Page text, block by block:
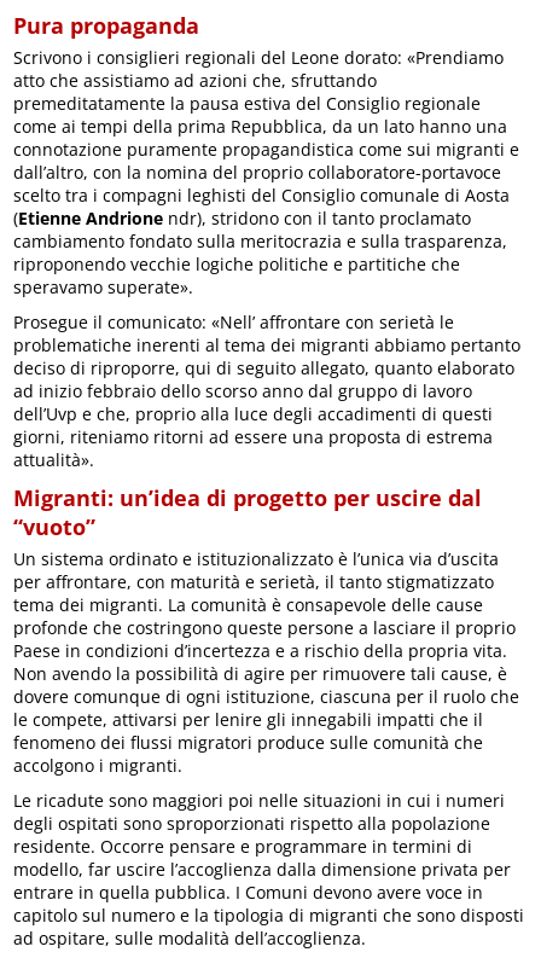
Pura propaganda
Scrivono i consiglieri regionali del Leone dorato: «Prendiamo
atto che assistiamo ad azioni che, sfruttando
premeditatamente la pausa estiva del Consiglio regionale
come ai tempi della prima Repubblica, da un lato hanno una
connotazione puramente propagandistica come sui migranti e
dall’altro, con la nomina del proprio collaboratore-portavoce
scelto tra i compagni leghisti del Consiglio comunale di Aosta
(Etienne Andrione ndr), stridono con il tanto proclamato
cambiamento fondato sulla meritocrazia e sulla trasparenza,
riproponendo vecchie logiche politiche e partitiche che
speravamo superate».
Prosegue il comunicato: «Nell’ affrontare con serietà le
problematiche inerenti al tema dei migranti abbiamo pertanto
deciso di riproporre, qui di seguito allegato, quanto elaborato
ad inizio febbraio dello scorso anno dal gruppo di lavoro
dell’Uvp e che, proprio alla luce degli accadimenti di questi
giorni, riteniamo ritorni ad essere una proposta di estrema
attualità».
Migranti: un’idea di progetto per uscire dal
“vuoto”
Un sistema ordinato e istituzionalizzato è l’unica via d’uscita
per affrontare, con maturità e serietà, il tanto stigmatizzato
tema dei migranti. La comunità è consapevole delle cause
profonde che costringono queste persone a lasciare il proprio
Paese in condizioni d’incertezza e a rischio della propria vita.
Non avendo la possibilità di agire per rimuovere tali cause, è
dovere comunque di ogni istituzione, ciascuna per il ruolo che
le compete, attivarsi per lenire gli innegabili impatti che il
fenomeno dei flussi migratori produce sulle comunità che
accolgono i migranti.
Le ricadute sono maggiori poi nelle situazioni in cui i numeri
degli ospitati sono sproporzionati rispetto alla popolazione
residente. Occorre pensare e programmare in termini di
modello, far uscire l’accoglienza dalla dimensione privata per
entrare in quella pubblica. I Comuni devono avere voce in
capitolo sul numero e la tipologia di migranti che sono disposti
ad ospitare, sulle modalità dell’accoglienza.